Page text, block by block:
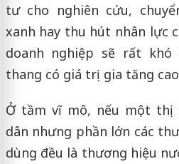
tư cho nghiên cứu,
xanh hay thu hút nhân lực
doanh nghiệp sẽ rất
thang có giá trị gia tăng
Ở tầm vĩ mô, nếu một thị
dân nhưng phần lớn các
dùng đều là thương hiệu